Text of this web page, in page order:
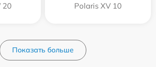
20 Polaris XV 10
Показать больше